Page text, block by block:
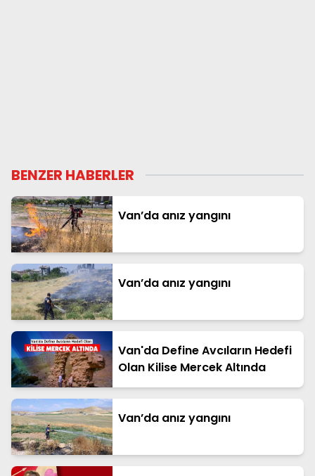
BENZER HABERLER
Van’da anız yangını
Van’da anız yangını
Van'da Define Avcıların Hedefi
Olan Kilise Mercek Altında
Van’da anız yangını